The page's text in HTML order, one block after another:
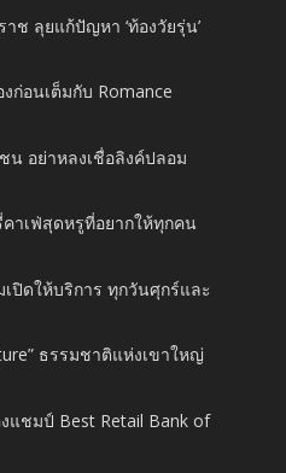
ช ลุยแก้ปัญหา ‘ท้องวัยรุ่น’
ก่อนเต็มกับ Romance
น อย่าหลงเชื่อลิงค์ปลอม
คาเฟ่สุดหรูที่อยากให้ทุกคน
ปิดให้บริการ ทุกวันศุกร์และ
ธรรมชาติแห่งเขาใหญ่
แชมป์ Best Retail Bank of